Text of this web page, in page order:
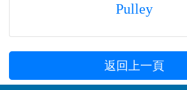
Pulley
返回上一頁